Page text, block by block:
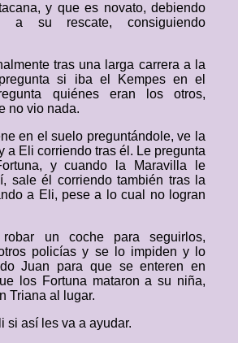
y que es novato, debiendo
a su rescate, consiguiendo
tras una larga carrera a la
si iba el Kempes en el
quiénes eran los otros,
no vio nada.
en el suelo preguntándole, ve la
a Eli corriendo tras él. Le pregunta
y cuando la Maravilla le
sale él corriendo también tras la
a Eli, pese a lo cual no logran
un coche para seguirlos,
policías y se lo impiden y lo
Juan para que se enteren en
los Fortuna mataron a su niña,
Triana al lugar.
si así les va a ayudar.